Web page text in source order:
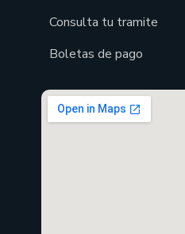
Consulta tu tramite
Boletas de pago